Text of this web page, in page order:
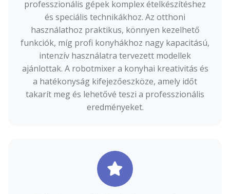
professzionális gépek komplex ételkészítéshez
és speciális technikákhoz. Az otthoni
használathoz praktikus, könnyen kezelhető
funkciók, míg profi konyhákhoz nagy kapacitású,
intenzív használatra tervezett modellek
ajánlottak. A robotmixer a konyhai kreativitás és
a hatékonyság kifejezőeszköze, amely időt
takarít meg és lehetővé teszi a professzionális
eredményeket.